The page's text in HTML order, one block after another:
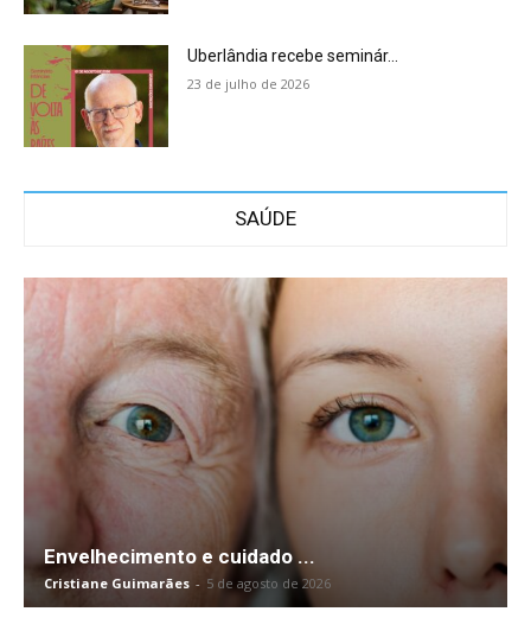
Uberlândia recebe seminár...
23 de julho de 2026
SAÚDE
Envelhecimento e cuidado ...
Cristiane Guimarães - 5 de agosto de 2026